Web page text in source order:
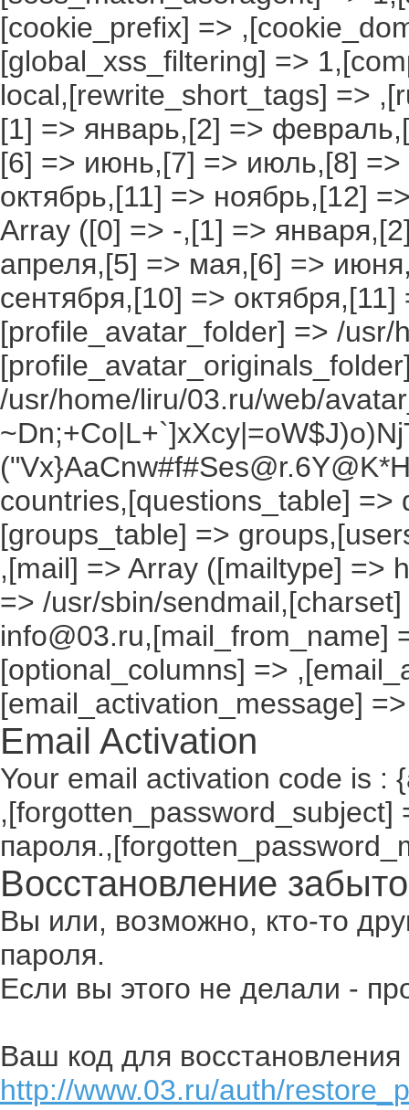
[cookie_prefix] =>
[global_xss_filtering] =>
local,[rewrite_short_tags] =>
[1] => январь,[2] =>
[6] => июнь,[7] => июль,[8] =>
октябрь,[11] => ноябрь,[12]
Array ([0] => -,[1] =>
апреля,[5] => мая,[6] =>
сентября,[10] =>
[profile_avatar_folder] => /
/usr/home/liru/03.ru/web/
countries,[questions_table]
[groups_table] =>
,[mail] => Array ([mailtype] =>
=> /usr/sbin/
info@03.ru,[mail_from_name]
[optional_columns] =>
[email_activation_message] =>
Email Activation
Your email activation code is :
,[forgotten_password_subject]
Восстановление
Вы или, возможно, кто-то
пароля.
Если вы этого не делали -
Ваш код для восстановления
http://www.03.ru/auth/